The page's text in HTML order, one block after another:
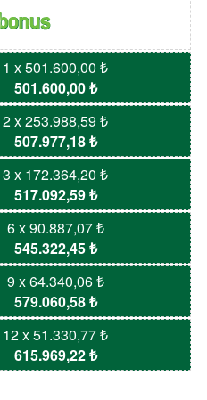
1 x 501.600,00 ₺
501.600,00 ₺
2 x 253.988,59 ₺
507.977,18 ₺
3 x 172.364,20 ₺
517.092,59 ₺
6 x 90.887,07 ₺
545.322,45 ₺
9 x 64.340,06 ₺
579.060,58 ₺
12 x 51.330,77 ₺
615.969,22 ₺